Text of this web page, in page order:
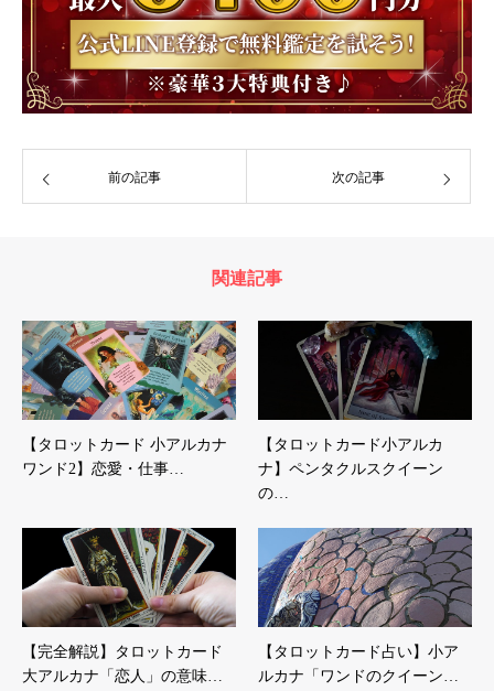
前の記事 次の記事
関連記事
【タロットカード 小アルカナ
ワンド2】恋愛・仕事…
【タロットカード小アルカ
ナ】ペンタクルスクイーン
の…
【完全解説】タロットカード
大アルカナ「恋人」の意味…
【タロットカード占い】小ア
ルカナ「ワンドのクイーン…